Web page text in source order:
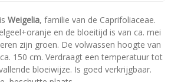
Weigelia, familie van de Caprifoliaceae.
en de bloeitijd is van ca. mei
zijn groen. De volwassen hoogte van
150 cm. Verdraagt een temperatuur tot
bloeiwijze. Is goed verkrijgbaar.